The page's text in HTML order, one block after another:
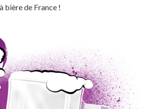
bière de France !